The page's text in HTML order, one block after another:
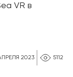
2023 5112
VR в